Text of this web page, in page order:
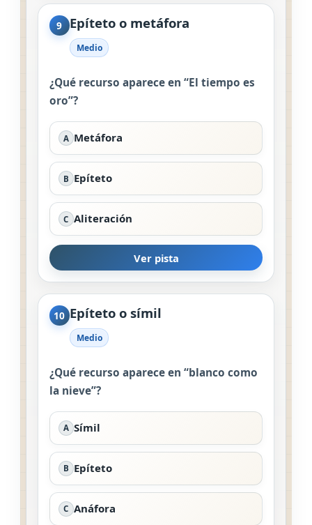
9 Epíteto o metáfora
Medio
¿Qué recurso aparece en “El tiempo es
oro”?
A Metáfora
B Epíteto
C Aliteración
Ver pista
10 Epíteto o símil
Medio
¿Qué recurso aparece en “blanco como
la nieve”?
A Símil
B Epíteto
C Anáfora